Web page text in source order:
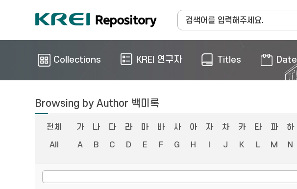
Collections KREI 연구자 Titles Date
Browsing by Author 백미록
전체 가 나 다 라 마 바 사 아 자 차 카 타 파
하
All
A B C D E F G H J K L M N